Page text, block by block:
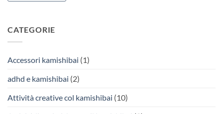
CATEGORIE
Accessori kamishibai (1)
adhd e kamishibai (2)
Attività creative col kamishibai (10)